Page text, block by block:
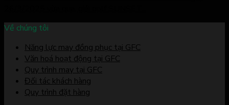
Về chúng tôi
Năng lực may đồng phục tại GFC
Văn hoá hoạt động tại GFC
Quy trình may tại GFC
Đối tác khách hàng
Quy trình đặt hàng